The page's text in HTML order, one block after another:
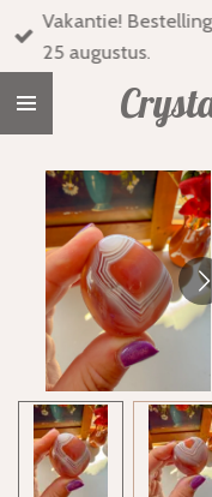
Ga
direct
Vakantie!
25 augustus.